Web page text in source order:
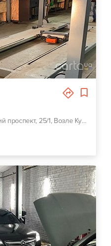
г. Сумы, Курский проспект, 25/1, Возле Курского моста